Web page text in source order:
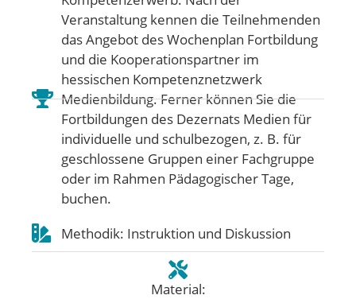
Veranstaltung kennen die Teilnehmenden
das Angebot des Wochenplan Fortbildung
und die Kooperationspartner im
hessischen Kompetenznetzwerk
Medienbildung. Ferner können Sie die
Fortbildungen des Dezernats Medien für
individuelle und schulbezogen, z. B. für
geschlossene Gruppen einer Fachgruppe
oder im Rahmen Pädagogischer Tage,
buchen.
Methodik: Instruktion und Diskussion
Material: